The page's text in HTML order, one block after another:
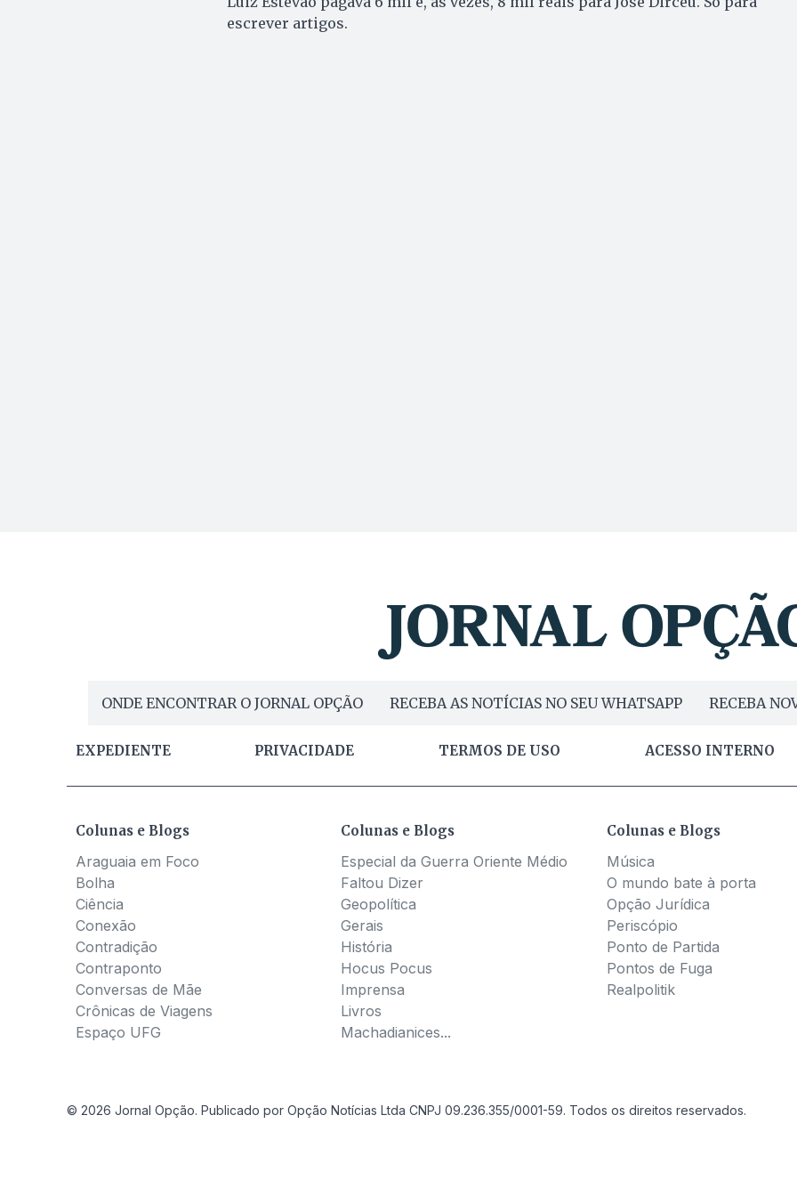
escrever artigos.
ONDE ENCONTRAR O JORNAL OPÇÃO RECEBA AS NOTÍCIAS NO SEU WHATSAPP RECEBA
EXPEDIENTE PRIVACIDADE TERMOS DE USO ACESSO INTERNO
Colunas e Blogs
Araguaia em Foco
Bolha
Ciência
Conexão
Contradição
Contraponto
Conversas de Mãe
Crônicas de Viagens
Espaço UFG
Colunas e Blogs
Especial da Guerra Oriente Médio
Faltou Dizer
Geopolítica
Gerais
História
Hocus Pocus
Imprensa
Livros
Machadianices...
Colunas e Blogs
Música
O mundo bate à porta
Opção Jurídica
Periscópio
Ponto de Partida
Pontos de Fuga
Realpolitik
© 2026 Jornal Opção. Publicado por Opção Notícias Ltda CNPJ 09.236.355/0001-59. Todos os direitos reservados.